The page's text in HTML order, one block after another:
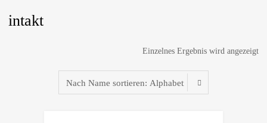
intakt
Einzelnes Ergebnis wird angezeigt